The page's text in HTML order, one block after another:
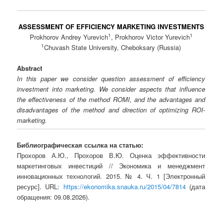
ASSESSMENT OF EFFICIENCY MARKETING INVESTMENTS
Prokhorov Andrey Yurevich1 , Prokhorov Victor Yurevich1
1Chuvash State University, Cheboksary (Russia)
Abstract
In this paper we consider question assessment of efficiency
investment into marketing. We consider aspects that influence
the effectiveness of the method ROMI, and the advantages and
disadvantages of the method and direction of optimizing ROI-
marketing.
Библиографическая ссылка на статью:
Прохоров А.Ю., Прохоров В.Ю. Оценка эффективности
маркетинговых инвестиций // Экономика и менеджмент
инновационных технологий. 2015. № 4. Ч. 1 [Электронный
ресурс]. URL: https://ekonomika.snauka.ru/2015/04/7814(дата
обращения: 09.08.2026).